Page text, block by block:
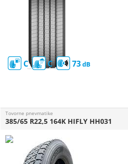
C C 73
Tovorne pnevmatike
385/65 R22,5 164K HIFLY HH031